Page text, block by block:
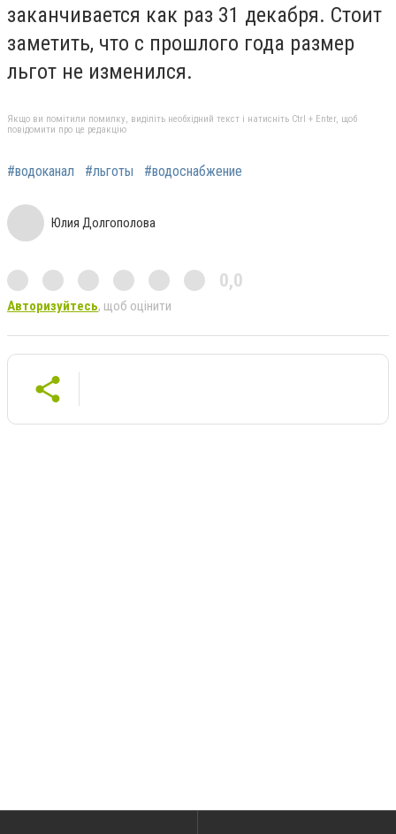
заканчивается как раз 31 декабря. Стоит
заметить, что с прошлого года размер
льгот не изменился.
Якщо ви помітили помилку, виділіть необхідний текст і натисніть Ctrl + Enter, щоб
повідомити про це редакцію
#водоканал #льготы #водоснабжение
Юлия Долгополова
0,0
Авторизуйтесь, щоб оцінити